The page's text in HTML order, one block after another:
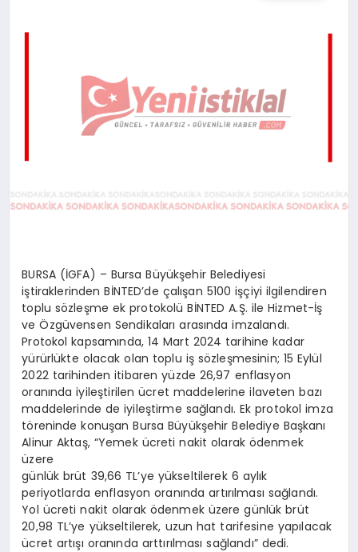
BURSA (İGFA) – Bursa Büyükşehir Belediyesi
iştiraklerinden BİNTED’de çalışan 5100 işçiyi ilgilendiren
toplu sözleşme ek protokolü BİNTED A.Ş. ile Hizmet-İş
ve Özgüvensen Sendikaları arasında imzalandı.
Protokol kapsamında, 14 Mart 2024 tarihine kadar
yürürlükte olacak olan toplu iş sözleşmesinin; 15 Eylül
2022 tarihinden itibaren yüzde 26,97 enflasyon
oranında iyileştirilen ücret maddelerine ilaveten bazı
maddelerinde de iyileştirme sağlandı. Ek protokol imza
töreninde konuşan Bursa Büyükşehir Belediye Başkanı
Alinur Aktaş, “Yemek ücreti nakit olarak ödenmek
üzere
günlük brüt 39,66 TL’ye yükseltilerek 6 aylık
periyotlarda enflasyon oranında artırılması sağlandı.
Yol ücreti nakit olarak ödenmek üzere günlük brüt
20,98 TL’ye yükseltilerek, uzun hat tarifesine yapılacak
ücret artışı oranında arttırılması sağlandı” dedi.